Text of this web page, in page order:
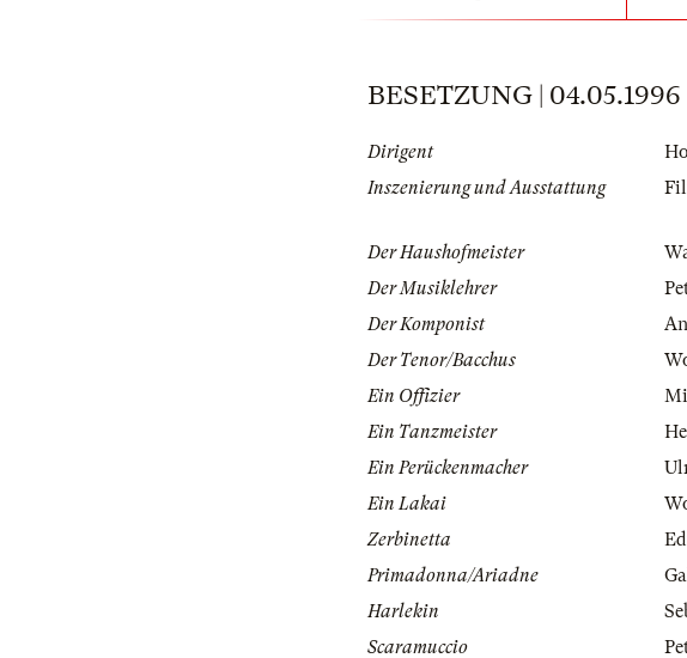
BESETZUNG | 04.05.1996
Dirigent
Inszenierung und Ausstattung
Der Haushofmeister
Der Musiklehrer
Der Komponist
Der Tenor/Bacchus
Ein Offizier
Ein Tanzmeister
Ein Perückenmacher
Ein Lakai
Zerbinetta
Primadonna/Ariadne
Harlekin
Scaramuccio